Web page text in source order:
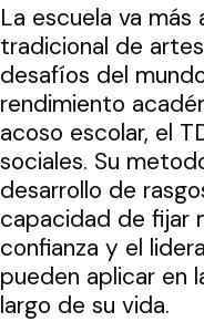
La escuela va
tradicional de
desafíos del
rendimiento
acoso escolar, el
sociales. Su
desarrollo de
capacidad de fijar
confianza y el
pueden aplicar en
largo de su vida.